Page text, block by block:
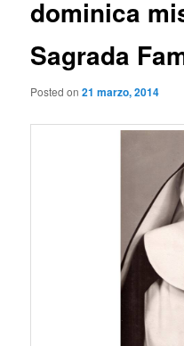
dominica
Sagrada
Posted on21 marzo, 2014